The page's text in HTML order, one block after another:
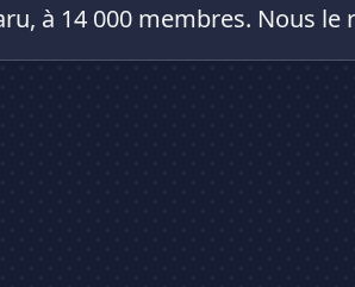
à 14 000 membres. Nous le